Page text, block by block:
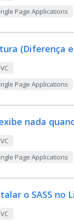
Page Applications
(Diferença
Page Applications
nada
Page Applications
o SASS no